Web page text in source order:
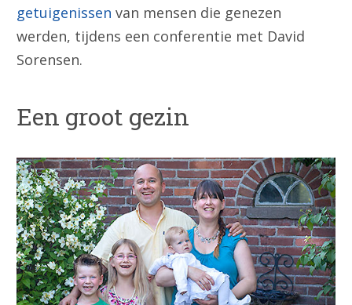
getuigenissen van mensen die genezen
werden, tijdens een conferentie met David
Sorensen.
Een groot gezin